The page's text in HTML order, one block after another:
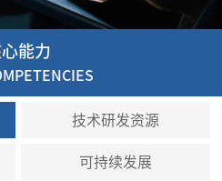
能力
技术研发资源
可持续发展